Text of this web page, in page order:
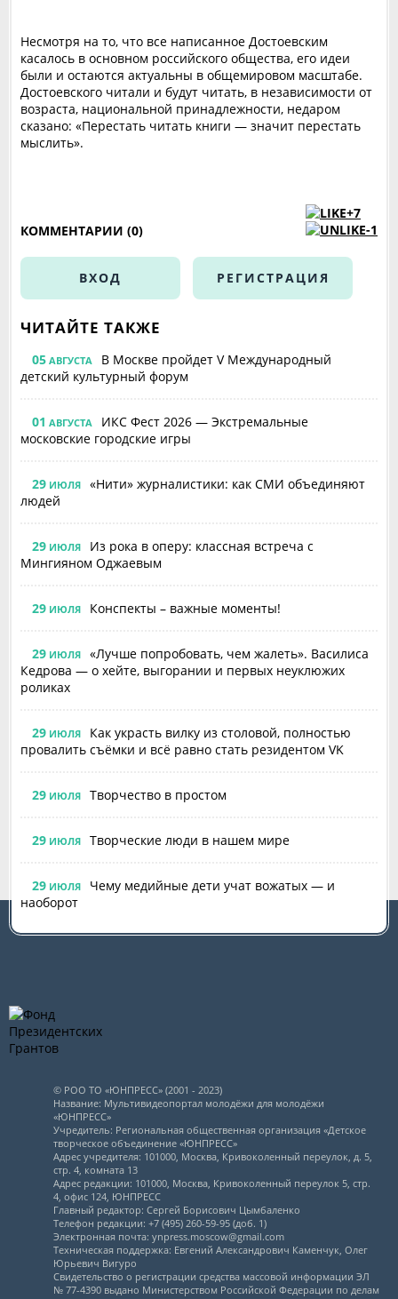
Несмотря на то, что все написанное Достоевским
касалось в основном российского общества, его идеи
были и остаются актуальны в общемировом масштабе.
Достоевского читали и будут читать, в независимости от
возраста, национальной принадлежности, недаром
сказано: «Перестать читать книги — значит перестать
мыслить».
+7
-1
КОММЕНТАРИИ (0)
ВХОД РЕГИСТРАЦИЯ
ЧИТАЙТЕ ТАКЖЕ
05 АВГУСТА
В Москве пройдет V Международный
детский культурный форум
01 АВГУСТА
ИКС Фест 2026 — Экстремальные
московские городские игры
29 ИЮЛЯ
«Нити» журналистики: как СМИ объединяют
людей
29 ИЮЛЯ
Из рока в оперу: классная встреча с
Мингияном Оджаевым
29 ИЮЛЯ Конспекты – важные моменты!
29 ИЮЛЯ
«Лучше попробовать, чем жалеть». Василиса
Кедрова — о хейте, выгорании и первых неуклюжих
роликах
29 ИЮЛЯ
Как украсть вилку из столовой, полностью
провалить съёмки и всё равно стать резидентом VK
29 ИЮЛЯ Творчество в простом
29 ИЮЛЯ Творческие люди в нашем мире
29 ИЮЛЯ
Чему медийные дети учат вожатых — и
наоборот
© РОО ТО «ЮНПРЕСС» (2001 - 2023)
Название: Мультивидеопортал молодёжи для молодёжи
«ЮНПРЕСС»
Учредитель: Региональная общественная организация «Детское
творческое объединение «ЮНПРЕСС»
Адрес учредителя: 101000, Москва, Кривоколенный переулок, д. 5,
стр. 4, комната 13
Адрес редакции: 101000, Москва, Кривоколенный переулок 5, стр.
4, офис 124, ЮНПРЕСС
Главный редактор: Сергей Борисович Цымбаленко
Телефон редакции: +7 (495) 260-59-95 (доб. 1)
Электронная почта: ynpress.moscow@gmail.com
Техническая поддержка: Евгений Александрович Каменчук, Олег
Юрьевич Вигуро
Свидетельство о регистрации средства массовой информации ЭЛ
№ 77-4390 выдано Министерством Российской Федерации по делам